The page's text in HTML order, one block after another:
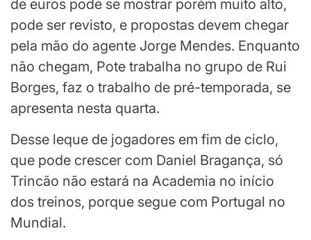
de euros pode se mostrar porém muito alto,
pode ser revisto, e propostas devem chegar
pela mão do agente Jorge Mendes. Enquanto
não chegam, Pote trabalha no grupo de Rui
Borges, faz o trabalho de pré-temporada, se
apresenta nesta quarta.
Desse leque de jogadores em fim de ciclo,
que pode crescer com Daniel Bragança, só
Trincão não estará na Academia no início
dos treinos, porque segue com Portugal no
Mundial.